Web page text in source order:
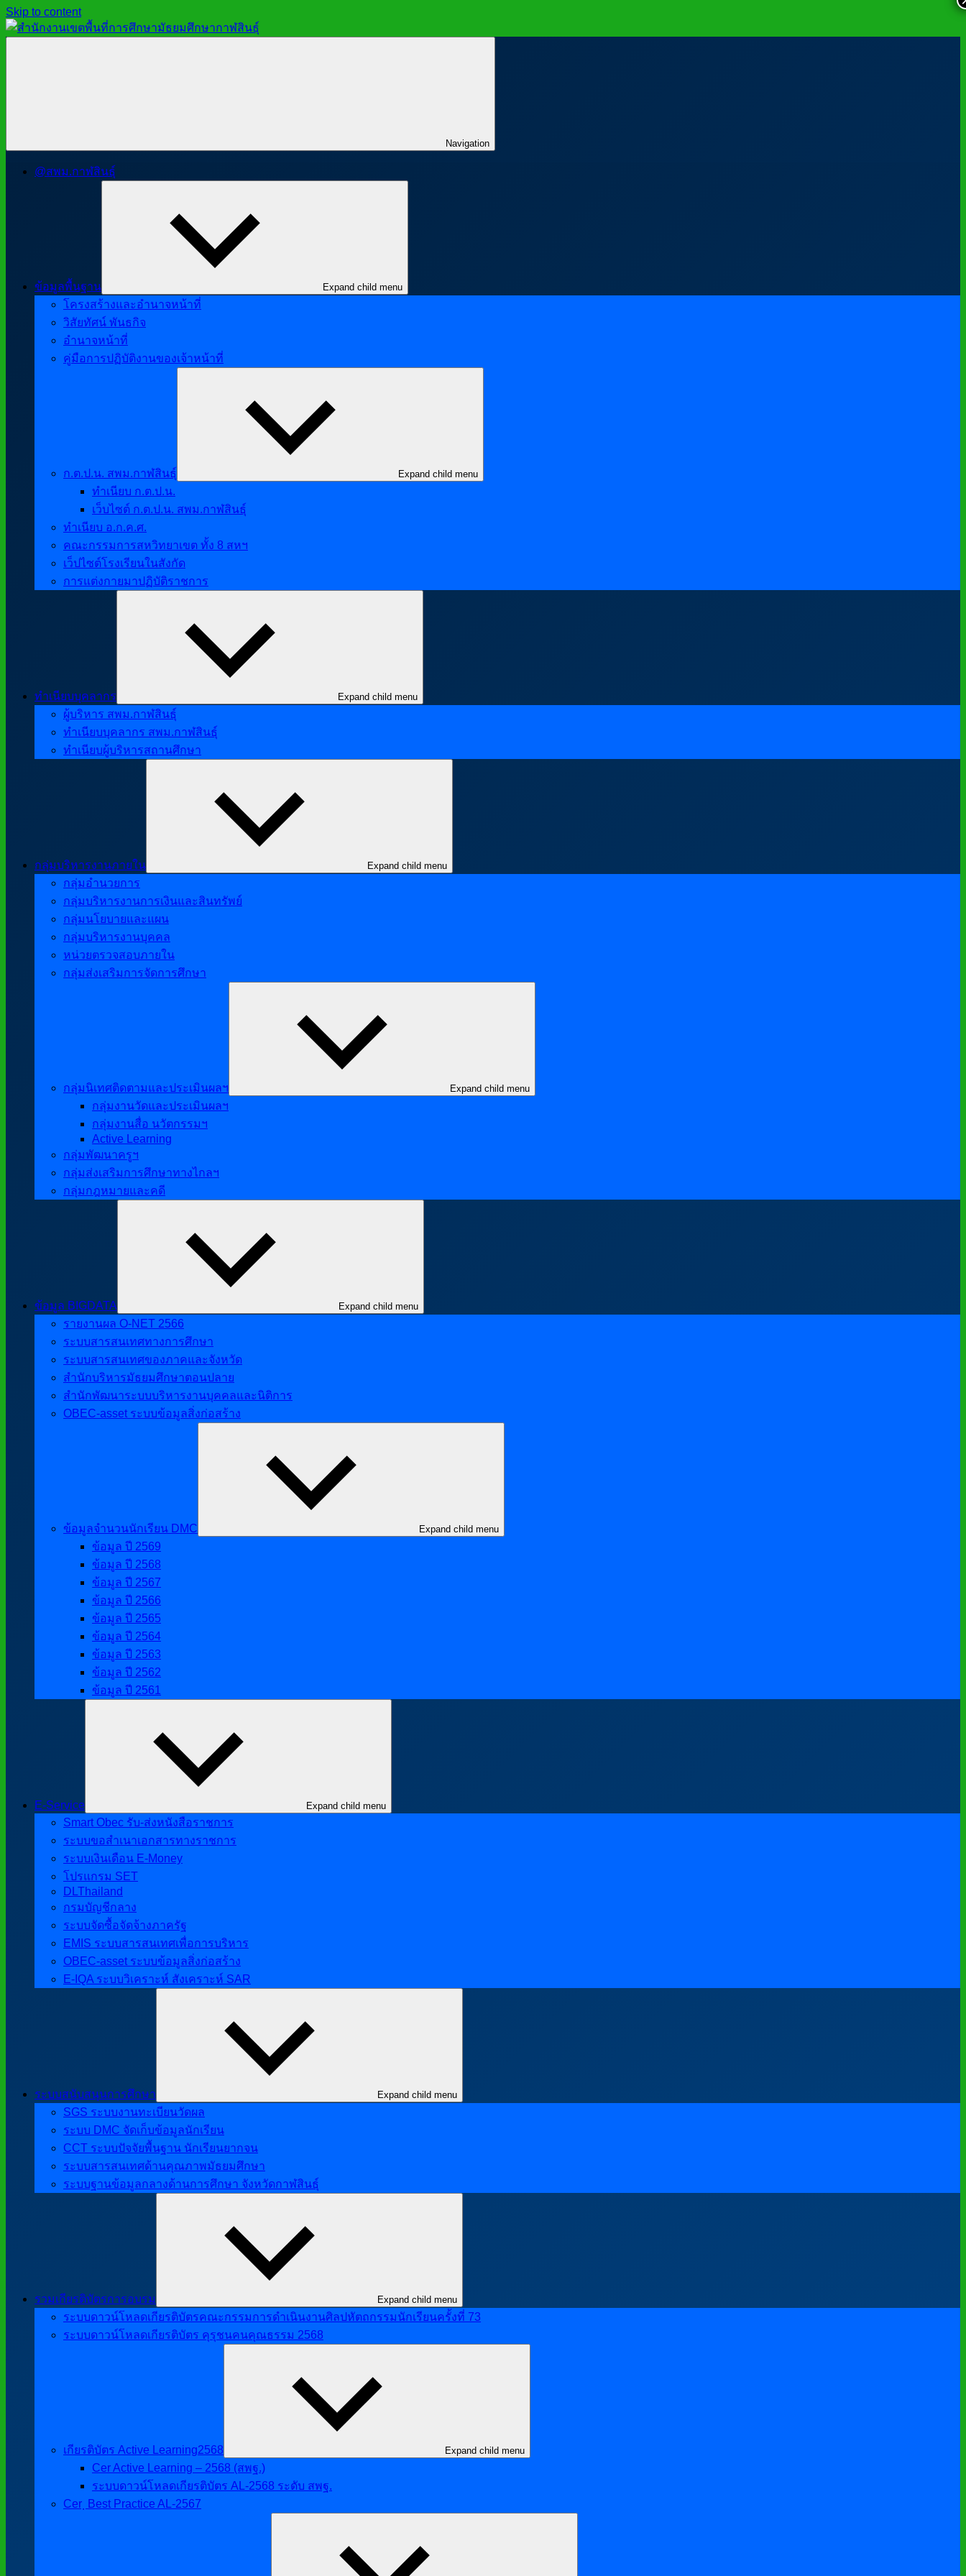
Skip to content
มัธยมศึกษา
กาฬสินธุ์
ศึกษา
มัธยมศึกษา
Navigation
@สพม.กาฬสินธุ์
ข้อมูลพื้นฐาน Expand child menu
โครงสร้างและอำนาจหน้าที่
วิสัยทัศน์ พันธกิจ
อำนาจหน้าที่
คู่มือการปฏิบัติงานของเจ้าหน้าที่
ก.ต.ป.น. สพม.กาฬสินธุ์ Expand child menu
ทำเนียบ ก.ต.ป.น.
เว็บไซต์ ก.ต.ป.น. สพม.กาฬสินธุ์
ทำเนียบ อ.ก.ค.ศ.
คณะกรรมการสหวิทยาเขต ทั้ง 8 สหฯ
เว็ปไซต์โรงเรียนในสังกัด
การแต่งกายมาปฏิบัติราชการ
ทำเนียบบุคลากร Expand child menu
ผู้บริหาร สพม.กาฬสินธุ์
ทำเนียบบุคลากร สพม.กาฬสินธุ์
ทำเนียบผู้บริหารสถานศึกษา
กลุ่มบริหารงานภายใน Expand child menu
กลุ่มอำนวยการ
กลุ่มบริหารงานการเงินและสินทรัพย์
กลุ่มนโยบายและแผน
กลุ่มบริหารงานบุคคล
หน่วยตรวจสอบภายใน
กลุ่มส่งเสริมการจัดการศึกษา
กลุ่มนิเทศติดตามและประเมินผลฯ Expand child menu
กลุ่มงานวัดและประเมินผลฯ
กลุ่มงานสื่อ นวัตกรรมฯ
Active Learning
กลุ่มพัฒนาครูฯ
กลุ่มส่งเสริมการศึกษาทางไกลฯ
กลุ่มกฎหมายและคดี
ข้อมูล BIGDATA Expand child menu
รายงานผล O-NET 2566
ระบบสารสนเทศทางการศึกษา
ระบบสารสนเทศของภาคและจังหวัด
สำนักบริหารมัธยมศึกษาตอนปลาย
สำนักพัฒนาระบบบริหารงานบุคคลและนิติการ
OBEC-asset ระบบข้อมูลสิ่งก่อสร้าง
ข้อมูลจำนวนนักเรียน DMC Expand child menu
ข้อมูล ปี 2569
ข้อมูล ปี 2568
ข้อมูล ปี 2567
ข้อมูล ปี 2566
ข้อมูล ปี 2565
ข้อมูล ปี 2564
ข้อมูล ปี 2563
ข้อมูล ปี 2562
ข้อมูล ปี 2561
E-Service Expand child menu
Smart Obec รับ-ส่งหนังสือราชการ
ระบบขอสำเนาเอกสารทางราชการ
ระบบเงินเดือน E-Money
โปรแกรม SET
DLThailand
กรมบัญชีกลาง
ระบบจัดซื้อจัดจ้างภาครัฐ
EMIS ระบบสารสนเทศเพื่อการบริหาร
OBEC-asset ระบบข้อมูลสิ่งก่อสร้าง
E-IQA ระบบวิเคราะห์ สังเคราะห์ SAR
ระบบสนับสนุนการศึกษา Expand child menu
SGS ระบบงานทะเบียนวัดผล
ระบบ DMC จัดเก็บข้อมูลนักเรียน
CCT ระบบปัจจัยพื้นฐาน นักเรียนยากจน
ระบบสารสนเทศด้านคุณภาพมัธยมศึกษา
ระบบฐานข้อมูลกลางด้านการศึกษา จังหวัดกาฬสินธุ์
รวมเกียรติบัตรการอบรม Expand child menu
ระบบดาวน์โหลดเกียรติบัตรคณะกรรมการดำเนินงานศิลปหัตถกรรมนักเรียนครั้งที่ 73
ระบบดาวน์โหลดเกียรติบัตร คุรุชนคนคุณธรรม 2568
เกียรติบัตร Active Learning2568 Expand child menu
Cer Active Learning – 2568 (สพฐ.)
ระบบดาวน์โหลดเกียรติบัตร AL-2568 ระดับ สพฐ.
Cer ฺ Best Practice AL-2567